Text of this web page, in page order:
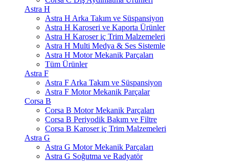
Astra H
Astra H Arka Takım ve Süspansiyon
Astra H Karoseri ve Kaporta Ürünler
Astra H Karoser iç Trim Malzemeleri
Astra H Multi Medya & Ses Sistemle
Astra H Motor Mekanik Parçaları
Tüm Ürünler
Astra F
Astra F Arka Takım ve Süspansiyon
Astra F Motor Mekanik Parçalar
Corsa B
Corsa B Motor Mekanik Parçaları
Corsa B Periyodik Bakım ve Filtre
Corsa B Karoser iç Trim Malzemeleri
Astra G
Astra G Motor Mekanik Parçaları
Astra G Soğutma ve Radyatör